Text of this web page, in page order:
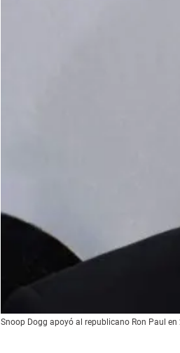
Snoop Dogg apoyó al republicano Ron Paul